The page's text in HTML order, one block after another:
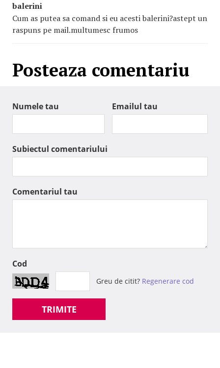
balerini
Cum as putea sa comand si eu acesti balerini?astept un
raspuns pe mail.multumesc frumos
Posteaza comentariu
Numele tau Emailul tau
Subiectul comentariului
Comentariul tau
Cod
Greu de citit? Regenerare cod
TRIMITE